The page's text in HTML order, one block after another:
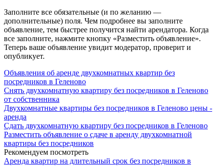
Заполните все обязательные (и по желанию —
дополнительные) поля. Чем подробнее вы заполните
объявление, тем быстрее получится найти арендатора. Когда
все заполните, нажмите кнопку «Разместить объявление».
Теперь ваше объявление увидит модератор, проверит и
опубликует.
Объявления об аренде двухкомнатных квартир без
посредников в Геленово
Снять двухкомнатную квартиру без посредников в Геленово
от собственника
Двухкомнатные квартиры без посредников в Геленово цены -
аренда
Сдать двухкомнатную квартиру без посредников в Геленово
Разместить объявление о сдаче в аренду двухкомнатной
квартиры без посредников
Рекомендуем посмотреть
Аренда квартир на длительный срок без посредников в